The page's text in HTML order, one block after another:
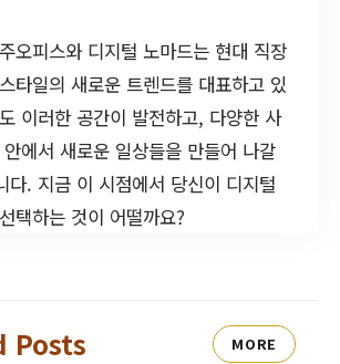
오피스와 디지털 노마드는 현대 직장
타일의 새로운 트렌드를 대표하고 있
이러한 공간이 발전하고, 다양한 사
에서 새로운 일상들을 만들어 나갈
다. 지금 이 시점에서 당신이 디지털
택하는 것이 어떨까요?
Posts MORE